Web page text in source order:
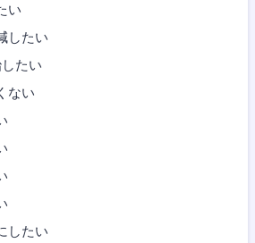
い
したい
たい
ない
したい